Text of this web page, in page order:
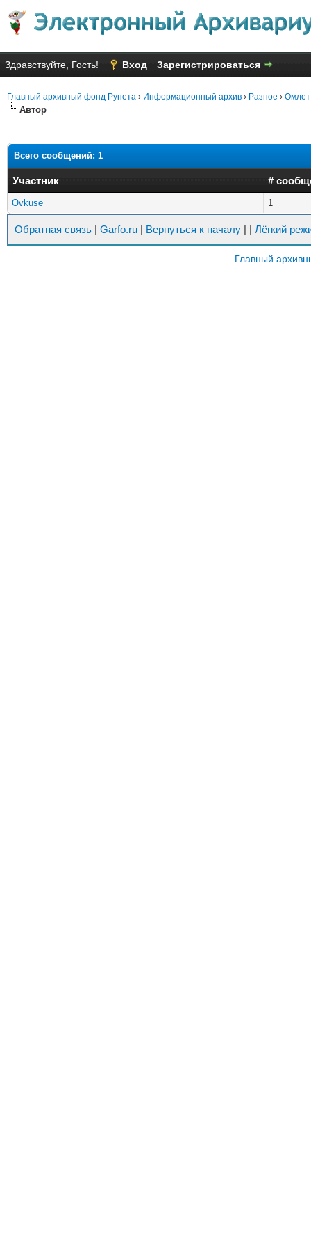
Здравствуйте, Гость! Вход Зарегистрироваться
Главный архивный фонд Рунета › Информационный архив › Разное › Омлет
Автор
Всего сообщений: 1
Участник #
Ovkuse 1
Обратная связь | Garfo.ru | Вернуться к началу | | Лёгкий
Главный